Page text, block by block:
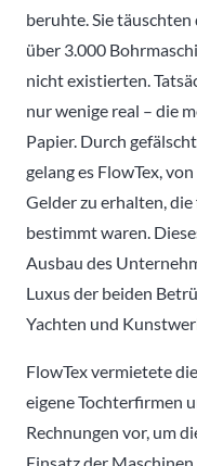
beruhte. Sie
über 3.000
nicht existierten.
nur wenige real – die
Papier. Durch
gelang es FlowTex,
Gelder zu erhalten,
bestimmt waren.
Ausbau des
Luxus der beiden
Yachten und
FlowTex vermietete
eigene Tochterfirmen
Rechnungen vor, um
Einsatz der